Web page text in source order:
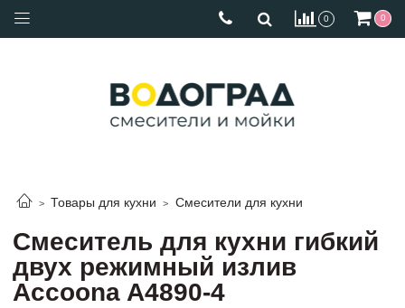
0 0
Товары для кухни Смесители для кухни
Cмеситель для кухни гибкий
двух режимный излив
Accoona A4890-4